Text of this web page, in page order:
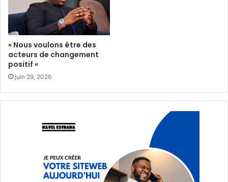
« Nous voulons être des
acteurs de changement
positif «
juin 29, 2026